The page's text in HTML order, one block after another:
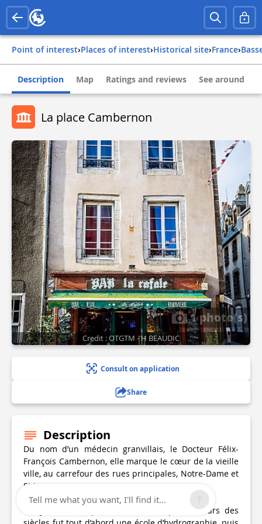
Point of interest› Places of interest› Historical site› france›
Description Map Ratings and reviews See around
La place Cambernon
1 photo(s)
Credit : OTGTM - H BEAUDIC
Consult on application
Share
Description
Du nom d’un médecin granvillais, le Docteur Félix-
François Cambernon, elle marque le cœur de la vieille
ville, au carrefour des rues principales, Notre-Dame et
St Jean.
On y trouve l’Espace Cambernon qui au cours des
Tell me what you want, I'll find it...